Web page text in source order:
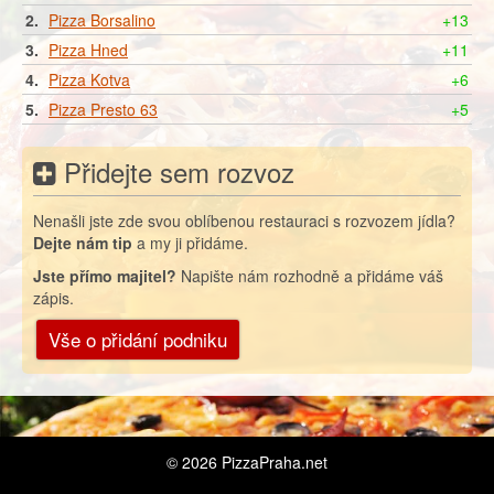
2. Pizza Borsalino
+13
3. Pizza Hned
+11
4. Pizza Kotva
+6
5. Pizza Presto 63 +5
Přidejte sem rozvoz
Nenašli jste zde svou oblíbenou restauraci s rozvozem jídla?
Dejte nám tip a my ji přidáme.
Jste přímo majitel? Napište nám rozhodně a přidáme váš
zápis.
Vše o přidání podniku
© 2026 PizzaPraha.net